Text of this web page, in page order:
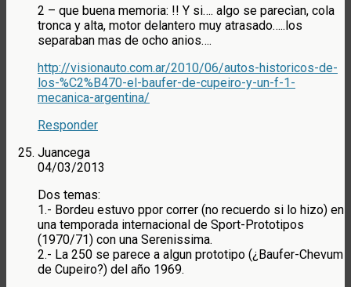
2 – que buena memoria: !! Y si…. algo se parecìan, cola
tronca y alta, motor delantero muy atrasado…..los
separaban mas de ocho anios….
http://visionauto.com.ar/2010/06/autos-historicos-de-
los-%C2%B470-el-baufer-de-cupeiro-y-un-f-1-
mecanica-argentina/
Responder
Juancega
04/03/2013
Dos temas:
1.- Bordeu estuvo ppor correr (no recuerdo si lo hizo) en
una temporada internacional de Sport-Prototipos
(1970/71) con una Serenissima.
2.- La 250 se parece a algun prototipo (¿Baufer-Chevum
de Cupeiro?) del año 1969.